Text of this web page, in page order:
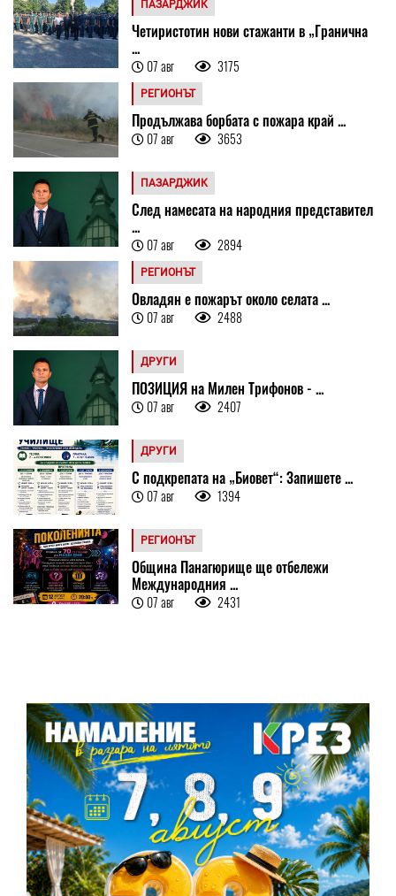
ПАЗАРДЖИК
Четиристотин нови стажанти в „Гранична
...
07 авг 3175
РЕГИОНЪТ
Продължава борбата с пожара край ...
07 авг 3653
ПАЗАРДЖИК
След намесата на народния представител
...
07 авг 2894
РЕГИОНЪТ
Овладян е пожарът около селата ...
07 авг 2488
ДРУГИ
ПОЗИЦИЯ на Милен Трифонов - ...
07 авг 2407
ДРУГИ
С подкрепата на „Биовет“: Запишете ...
07 авг 1394
РЕГИОНЪТ
Община Панагюрище ще отбележи
Международния ...
07 авг 2431